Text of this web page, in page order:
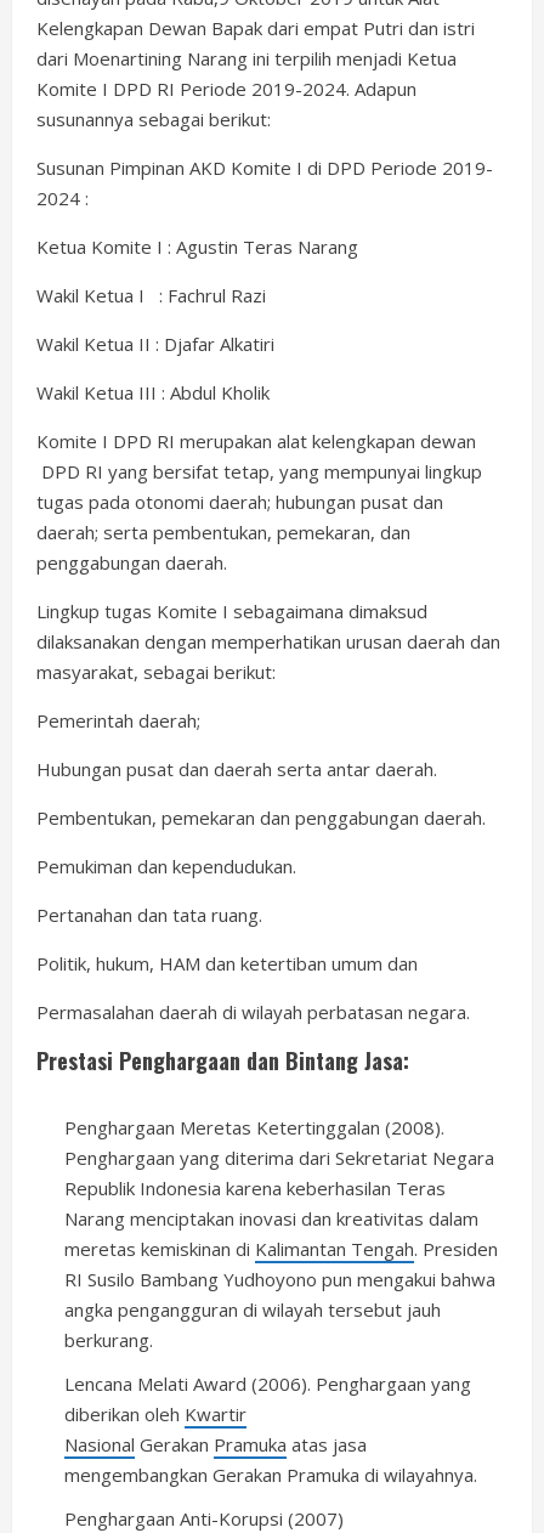
Kelengkapan Dewan Bapak dari empat Putri dan istri
dari Moenartining Narang ini terpilih menjadi Ketua
Komite I DPD RI Periode 2019-2024. Adapun
susunannya sebagai berikut:
Susunan Pimpinan AKD Komite I di DPD Periode 2019-
2024 :
Ketua Komite I : Agustin Teras Narang
Wakil Ketua I : Fachrul Razi
Wakil Ketua II : Djafar Alkatiri
Wakil Ketua III : Abdul Kholik
Komite I DPD RI merupakan alat kelengkapan dewan
DPD RI yang bersifat tetap, yang mempunyai lingkup
tugas pada otonomi daerah; hubungan pusat dan
daerah; serta pembentukan, pemekaran, dan
penggabungan daerah.
Lingkup tugas Komite I sebagaimana dimaksud
dilaksanakan dengan memperhatikan urusan daerah dan
masyarakat, sebagai berikut:
Pemerintah daerah;
Hubungan pusat dan daerah serta antar daerah.
Pembentukan, pemekaran dan penggabungan daerah.
Pemukiman dan kependudukan.
Pertanahan dan tata ruang.
Politik, hukum, HAM dan ketertiban umum dan
Permasalahan daerah di wilayah perbatasan negara.
Prestasi Penghargaan dan Bintang Jasa:
Penghargaan Meretas Ketertinggalan (2008).
Penghargaan yang diterima dari Sekretariat Negara
Republik Indonesia karena keberhasilan Teras
Narang menciptakan inovasi dan kreativitas dalam
meretas kemiskinan di Kalimantan Tengah. Presiden
RI Susilo Bambang Yudhoyono pun mengakui bahwa
angka pengangguran di wilayah tersebut jauh
berkurang.
Lencana Melati Award (2006). Penghargaan yang
diberikan oleh Kwartir
Nasional Gerakan Pramuka atas jasa
mengembangkan Gerakan Pramuka di wilayahnya.
Penghargaan Anti-Korupsi (2007)